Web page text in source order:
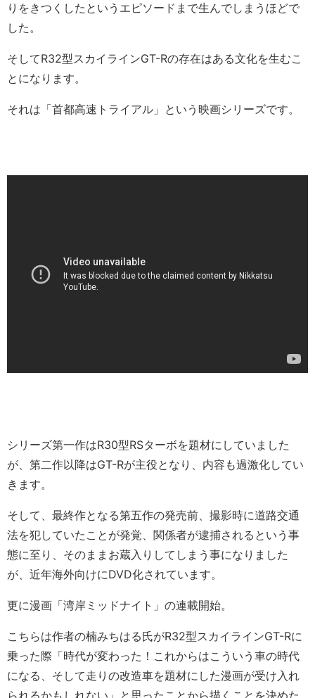
りをきつくしたというエピソードまで生んでしまうほどで
した。
そしてR32型スカイラインGT-Rの存在はある文化を生むこ
とになります。
それは「首都高速トライアル」という映画シリーズです。
シリーズ第一作はR30型RSターボを題材にしていました
が、第二作以降はGT-Rが主役となり、内容も過激化してい
きます。
そして、最終作となる第五作の発売前、撮影時に道路交通
法を犯していたことが発覚、関係者が逮捕されるという事
態に至り、そのままお蔵入りしてしまう事になりました
が、近年海外向けにDVD化されています。
更に漫画「湾岸ミッドナイト」の連載開始。
こちらは作者の楠みちはる氏がR32型スカイラインGT-Rに
乗った際「時代が変わった！これからはこういう車の時代
になる、そして走りの改造車を題材にした漫画が受け入れ